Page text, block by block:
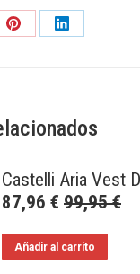
Share
Share
Castelli Aria Vest
87,96 € 99,95€
Añadir al carrito